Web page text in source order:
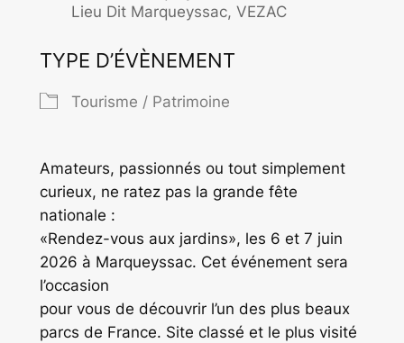
Lieu Dit Marqueyssac, VEZAC
TYPE D’ÉVÈNEMENT
Tourisme / Patrimoine
Amateurs, passionnés ou tout simplement
curieux, ne ratez pas la grande fête
nationale :
«Rendez-vous aux jardins», les 6 et 7 juin
2026 à Marqueyssac. Cet événement sera
l’occasion
pour vous de découvrir l’un des plus beaux
parcs de France. Site classé et le plus visité